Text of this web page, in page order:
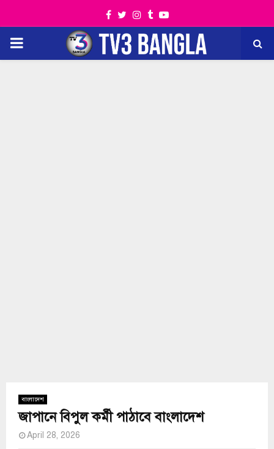
Facebook
TwitterInstagram
TumblrYoutube
PRIMARY
বাংলাদেশ
জাপানে বিপুল কর্মী পাঠাবে বাংলাদেশ
April 28, 2026